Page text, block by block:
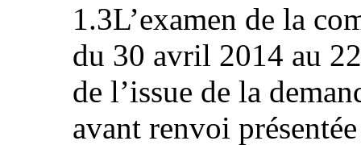
1.3L’examen de la
du 30 avril 2014 au
de l’issue de la
avant renvoi